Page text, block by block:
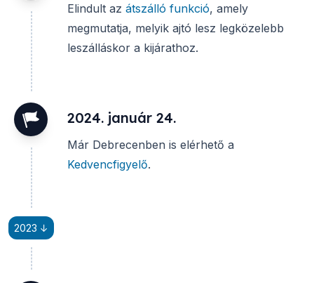
Elindult az átszálló funkció, amely
megmutatja, melyik ajtó lesz legközelebb
leszálláskor a kijárathoz.
2024. január 24.
Már Debrecenben is elérhető a
Kedvencfigyelő.
2023 ↓